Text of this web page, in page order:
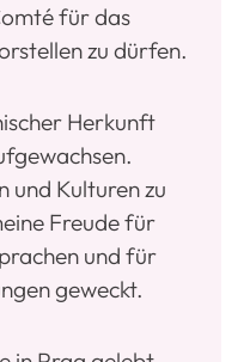
für das
zu dürfen.
Herkunft
und Kulturen zu
Freude für
und für
geweckt.